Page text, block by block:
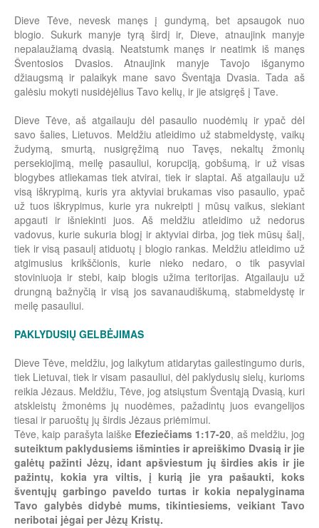
Dieve Tėve, nevesk manęs į gundymą, bet apsaugok nuo
blogio. Sukurk manyje tyrą širdį ir, Dieve, atnaujink manyje
nepalaužiamą dvasią. Neatstumk manęs ir neatimk iš manęs
Šventosios Dvasios. Atnaujink manyje Tavojo išganymo
džiaugsmą ir palaikyk mane savo Šventąja Dvasia. Tada aš
galėsiu mokyti nusidėjėlius Tavo kelių, ir jie atsigręš į Tave.
Dieve Tėve, aš atgailauju dėl pasaulio nuodėmių ir ypač dėl
savo šalies, Lietuvos. Meldžiu atleidimo už stabmeldystę, vaikų
žudymą, smurtą, nusigręžimą nuo Tavęs, nekaltų žmonių
persekiojimą, meilę pasauliui, korupciją, gobšumą, ir už visas
blogybes atliekamas tiek atvirai, tiek ir slaptai. Aš atgailauju už
visą iškrypimą, kuris yra aktyviai brukamas viso pasaulio, ypač
už tuos iškrypimus, kurie yra nukreipti į mūsų vaikus, siekiant
apgauti ir išniekinti juos. Aš meldžiu atleidimo už nedorus
vadovus, kurie sukuria blogį ir aktyviai dirba, jog tiek mūsų šalį,
tiek ir visą pasaulį atiduotų į blogio rankas. Meldžiu atleidimo už
atgimusius krikščionis, kurie nieko nedaro, o tik pasyviai
stoviniuoja ir stebi, kaip blogis užima teritorijas. Atgailauju už
drungną bažnyčią ir visą jos savanaudiškumą, stabmeldystę ir
meilę pasauliui.
PAKLYDUSIŲ GELBĖJIMAS
Dieve Tėve, meldžiu, jog laikytum atidarytas gailestingumo duris,
tiek Lietuvai, tiek ir visam pasauliui, dėl paklydusių sielų, kurioms
reikia Jėzaus. Meldžiu, Tėve, jog atsiųstum Šventąją Dvasią, kuri
atskleistų žmonėms jų nuodėmes, pažadintų juos evangelijos
tiesai ir paruoštų jų širdis Jėzaus priėmimui.
Tėve, kaip parašyta laiške Efeziečiams 1:17-20, aš meldžiu, jog
suteiktum paklydusiems išminties ir apreiškimo Dvasią ir jie
galėtų pažinti Jėzų, idant apšviestum jų širdies akis ir jie
pažintų, kokia yra viltis, į kurią jie yra pašaukti, koks
šventųjų garbingo paveldo turtas ir kokia nepalyginama
Tavo galybės didybė mums, tikintiesiems, veikiant Tavo
neribotai jėgai per Jėzų Kristų.